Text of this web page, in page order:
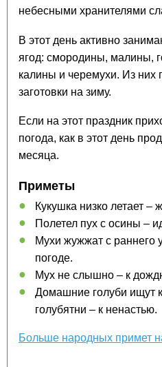
небесными хранителями
В этот день активно
ягод: смородины, малины,
калины и черемухи. Из них
заготовки на зиму.
Если на этот праздник
погода, как в этот день
месяца.
Приметы
Кукушка низко летает –
Полетел пух с осины –
Мухи жужжат с раннего
погоде.
Мух не слышно – к
Домашние голуби ищут
голубятни – к ненастью.
Больше народных примет